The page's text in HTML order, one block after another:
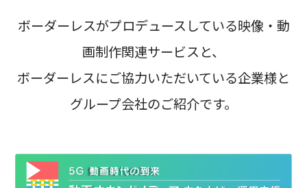
ボーダーレスがプロデュースしている映像・動
画制作関連サービスと、
ボーダーレスにご協力いただいている企業様と
グループ会社のご紹介です。